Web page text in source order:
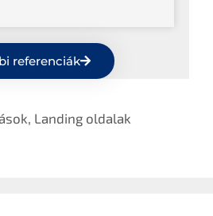
referenciák
Landing oldalak